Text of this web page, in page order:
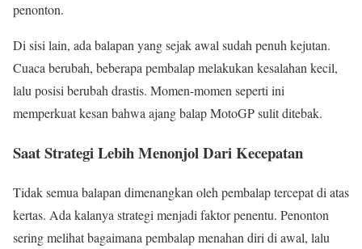
penonton.
Di sisi lain, ada balapan yang sejak awal sudah penuh kejutan.
Cuaca berubah, beberapa pembalap melakukan kesalahan kecil,
lalu posisi berubah drastis. Momen-momen seperti ini
memperkuat kesan bahwa ajang balap MotoGP sulit ditebak.
Saat Strategi Lebih Menonjol Dari Kecepatan
Tidak semua balapan dimenangkan oleh pembalap tercepat di atas
kertas. Ada kalanya strategi menjadi faktor penentu. Penonton
sering melihat bagaimana pembalap menahan diri di awal, lalu